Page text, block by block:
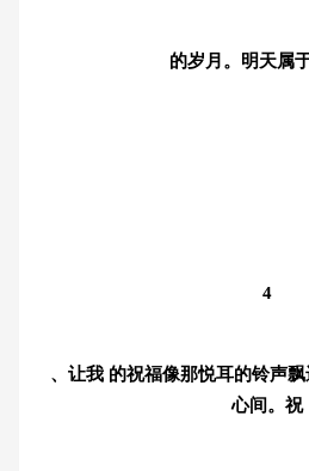
的岁月。明天属
4
、让我 的祝福像那悦耳的铃声
心间。祝